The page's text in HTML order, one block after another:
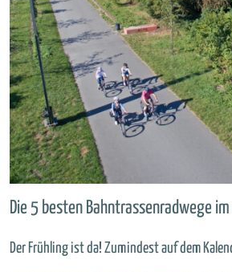
Die 5 besten Bahntrassenradwege
Der Frühling ist da! Zumindest auf dem